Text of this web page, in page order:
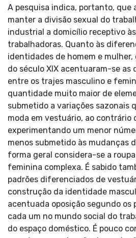
A pesquisa indica, portanto, que
manter a divisão sexual do
industrial a domicílio receptivo
trabalhadoras. Quanto às
identidades de homem e
do século XIX acentuaram-se
entre os trajes masculino e
quantidade muito maior de
submetido a variações sazonais
moda em vestuário, ao contrário
experimentando um menor
menos submetido às mudanças
forma geral considera-se a
feminina complexa. É sabido
padrões diferenciados de
construção da identidade
acentuada oposição segundo os
cada um no mundo social do
do espaço doméstico. É pouco